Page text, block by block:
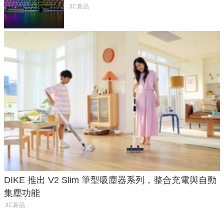
詢率、0.1mm 觸發全面升級
3C新品
DIKE 推出 V2 Slim 筆型吸塵器系列，整合充電與自動
集塵功能
3C新品